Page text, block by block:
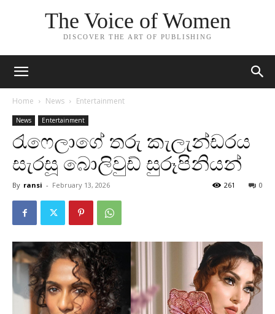
The Voice of Women
DISCOVER THE ART OF PUBLISHING
Home News Entertainment
News Entertainment
රැෆෙලාගේ තරු කැලැන්ඩරය
සැරසූ බොලිවුඩ් සුරූපිනියන්
By ransi - February 13, 2026 0
261